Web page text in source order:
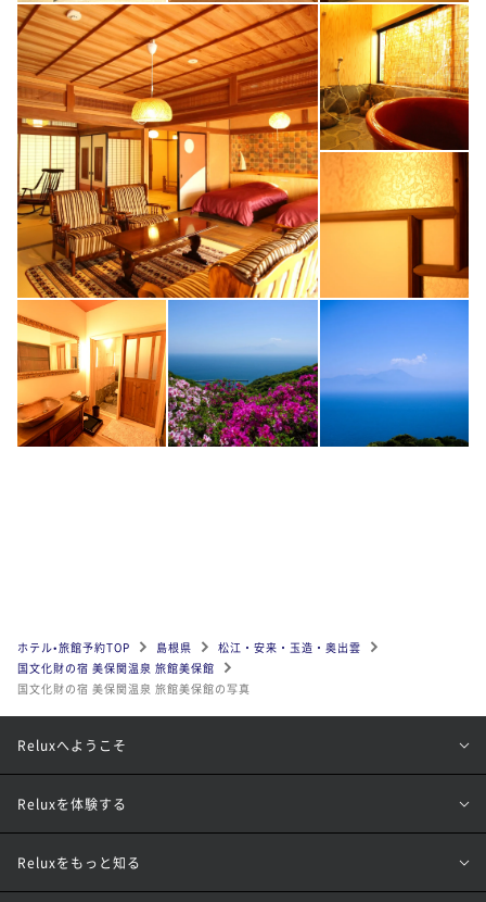
ホテル•旅館予約TOP 島根県
松江・安来・玉造・奥出雲
国文化財の宿 美保関温泉 旅館美保館
国文化財の宿 美保関温泉 旅館美保館の写真
Reluxへようこそ
Reluxを体験する
Reluxをもっと知る